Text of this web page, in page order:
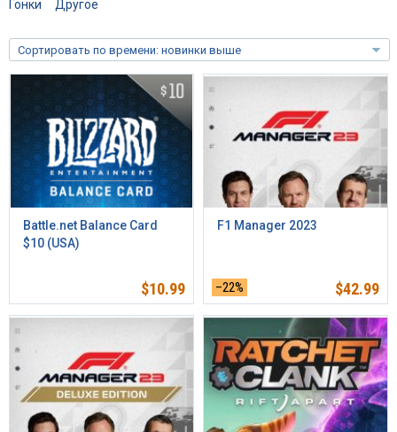
Гонки
Другое
Сортировать по времени: новинки выше
Battle.net Balance Card
$10 (USA)
$10.99
F1 Manager 2023
–22% $42.99